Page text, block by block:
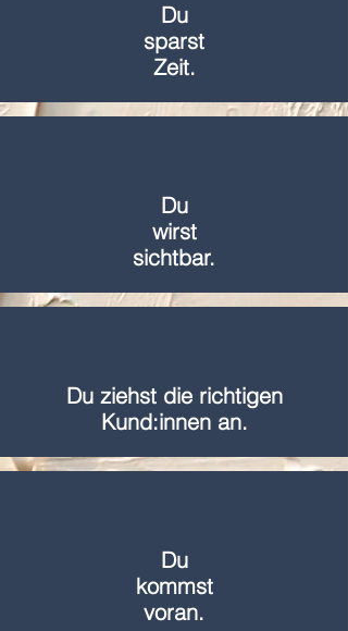
Du
sparst
Zeit.
Du
wirst
sichtbar.
Du ziehst die richtigen
Kund:innen an.
Du
kommst
voran.